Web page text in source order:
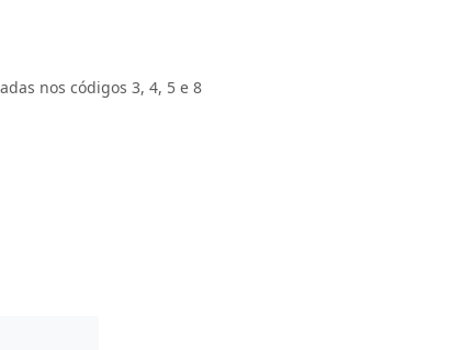
nos códigos 3, 4, 5 e 8